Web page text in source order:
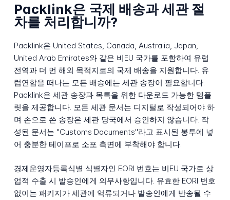
Packlink은 국제 배송과 세관 절
차를 처리합니까?
Packlink은 United States, Canada, Australia, Japan,
United Arab Emirates와 같은 비EU 국가를 포함하여 유럽
전역과 더 먼 해외 목적지로의 국제 배송을 지원합니다. 유
럽연합을 떠나는 모든 배송에는 세관 송장이 필요합니다.
Packlink은 세관 송장과 목록을 위한 다운로드 가능한 템플
릿을 제공합니다. 모든 세관 문서는 디지털로 작성되어야 하
며 손으로 쓴 송장은 세관 당국에서 승인하지 않습니다. 작
성된 문서는 "Customs Documents"라고 표시된 봉투에 넣
어 충분한 테이프로 소포 측면에 부착해야 합니다.
경제운영자등록식별 식별자인 EORI 번호는 비EU 국가로 상
업적 수출 시 발송인에게 의무사항입니다. 유효한 EORI 번호
없이는 패키지가 세관에 억류되거나 발송인에게 반송될 수